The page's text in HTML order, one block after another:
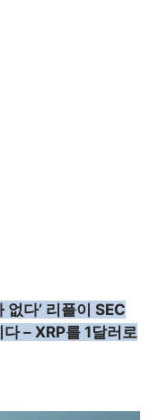
없다’ 리플이 SEC
– XRP를 1달러로